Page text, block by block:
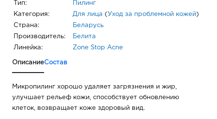
Тип: Пилинг
Категория: Для лица ( Уход за проблемной кожей )
Страна: Беларусь
Производитель: Белита
Линейка: Zone Stop Acne
ОписаниеСостав
Микропилинг хорошо удаляет загрязнения и жир,
улучшает рельеф кожи, способствует обновлению
клеток, возвращает коже здоровый вид.